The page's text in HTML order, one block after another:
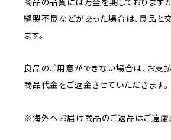
縫製不良などがあった場合は、良品と
ます。
良品のご用意ができない場合は、お支
商品代金をご返金させていただきます。
※海外へお届け商品のご返品はご遠慮